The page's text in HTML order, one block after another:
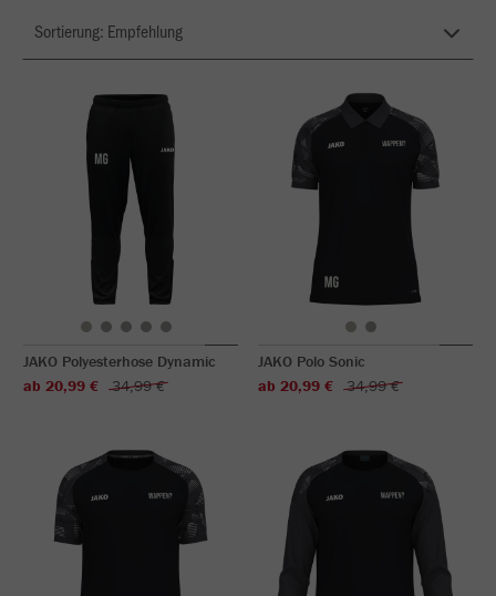
JAKO Polyesterhose Dynamic
ab 20,99 €
34,99 €
JAKO Polo Sonic
ab 20,99 €
34,99 €